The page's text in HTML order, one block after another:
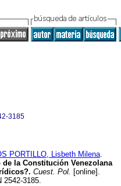
3185
PORTILLO, Lisbeth Milena.
la Constitución Venezolana
Cuest. Pol. [online].
2542-3185.